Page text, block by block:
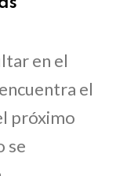
en el
el
próximo
se